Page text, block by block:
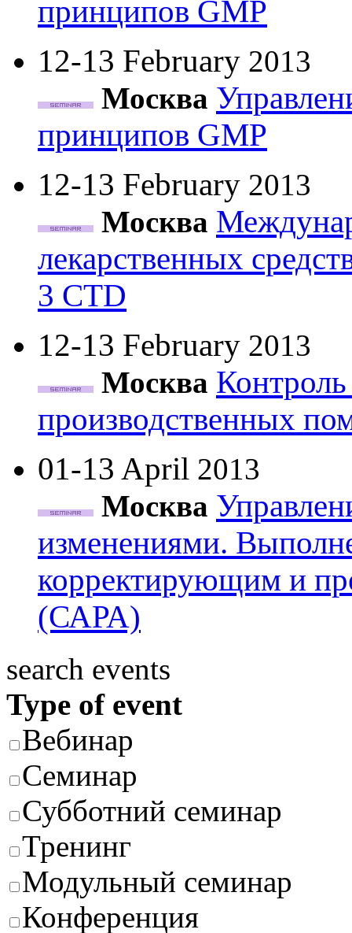
принципов GMP
12-13 February 2013
Москва
принципов GMP
12-13 February 2013
Москва
лекарственных
3 CTD
12-13 February 2013
Москва
производственных
01-13 April 2013
Москва
изменениями.
корректирующим и
(САРА)
search events
Type of event
Вебинар
Семинар
Субботний семинар
Тренинг
Модульный семинар
Конференция